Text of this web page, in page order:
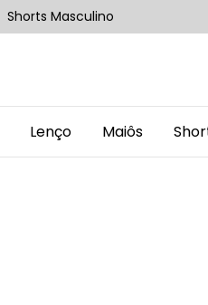
Shorts Masculino
Lenço Maiôs